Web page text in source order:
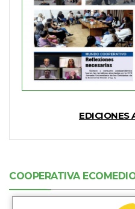
EDICIONES
COOPERATIVA